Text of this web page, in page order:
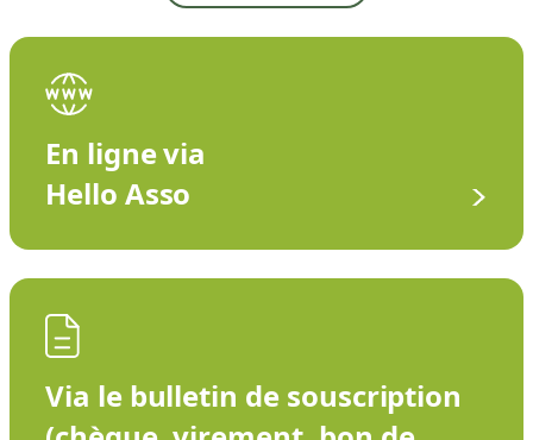
En ligne via
Hello Asso
Via le bulletin de souscription